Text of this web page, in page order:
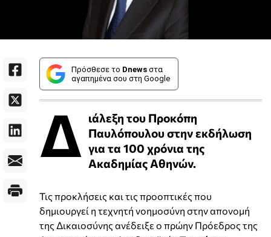
Πρόσθεσε το Dnews στα
αγαπημένα σου στη Google
Δ ιάλεξη του Προκόπη
Παυλόπουλου στην εκδήλωση
για τα 100 χρόνια της
Ακαδημίας Αθηνών.
Τις προκλήσεις και τις προοπτικές που
δημιουργεί η τεχνητή νοημοσύνη στην απονομή
της Δικαιοσύνης ανέδειξε ο πρώην Πρόεδρος της